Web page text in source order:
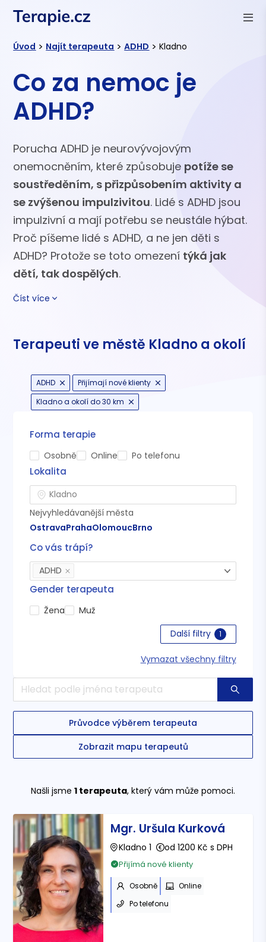
Úvod > Najít terapeuta > ADHD > Kladno
Co za nemoc je
ADHD?
Porucha ADHD je neurovývojovým
onemocněním, které způsobuje potíže se
soustředěním, s přizpůsobením aktivity a
se zvýšenou impulzivitou. Lidé s ADHD jsou
impulzivní a mají potřebu se neustále hýbat.
Proč píšeme lidé s ADHD, a ne jen děti s
ADHD? Protože se toto omezení týká jak
dětí, tak dospělých.
Číst více
Terapeuti ve městě Kladno a okolí
Průvodce výběrem terapeuta
Zobrazit mapu terapeutů
Forma terapie
Osobně Online Po telefonu
Lokalita
Nejvyhledávanější města
OstravaPrahaOlomoucBrno
Co vás trápí?
ADHD
Gender terapeuta
Žena
Muž
Další filtry
1
Vymazat všechny filtry
ADHD
Přijímají nové klienty
Kladno a okolí do 30 km
Našli jsme 1 terapeuta, který vám může pomoci.
Mgr. Uršula Kurková
Kladno 1 od 1200 Kč s DPH
Přijímá nové klienty
Osobně
Online
Po telefonu